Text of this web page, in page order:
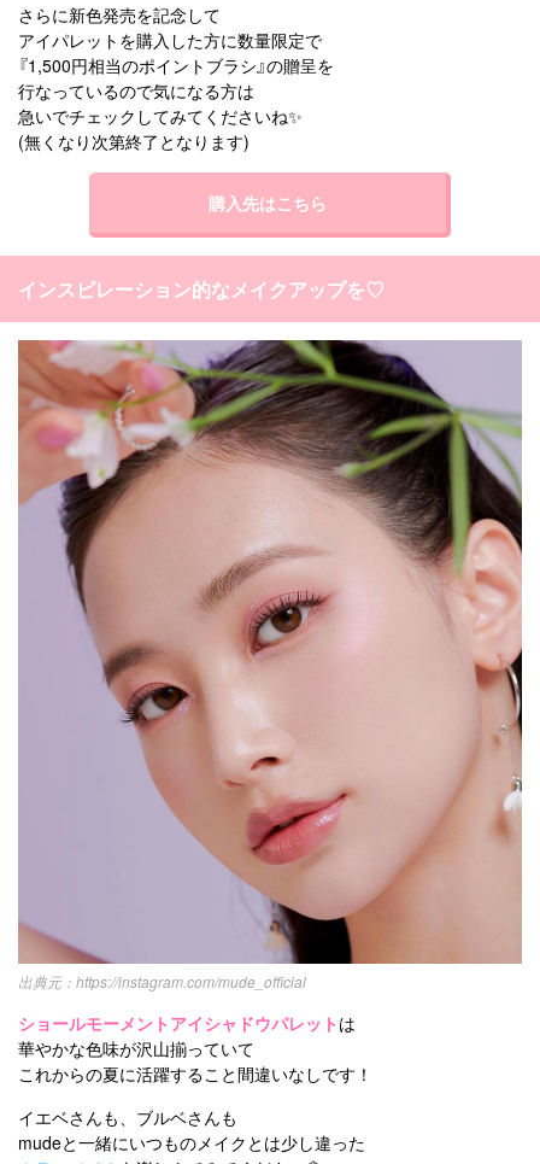
さらに新色発売を記念して
アイパレットを購入した方に数量限定で
『1,500円相当のポイントブラシ』の贈呈を
行なっているので気になる方は
急いでチェックしてみてくださいね✨
(無くなり次第終了となります)
購入先はこちら
インスピレーション的なメイクアップを♡
https://instagram.com/mude_official
ショールモーメントアイシャドウパレット は
華やかな色味が沢山揃っていて
これからの夏に活躍すること間違いなしです！
イエベさんも、ブルベさんも
mudeと一緒にいつものメイクとは少し違った